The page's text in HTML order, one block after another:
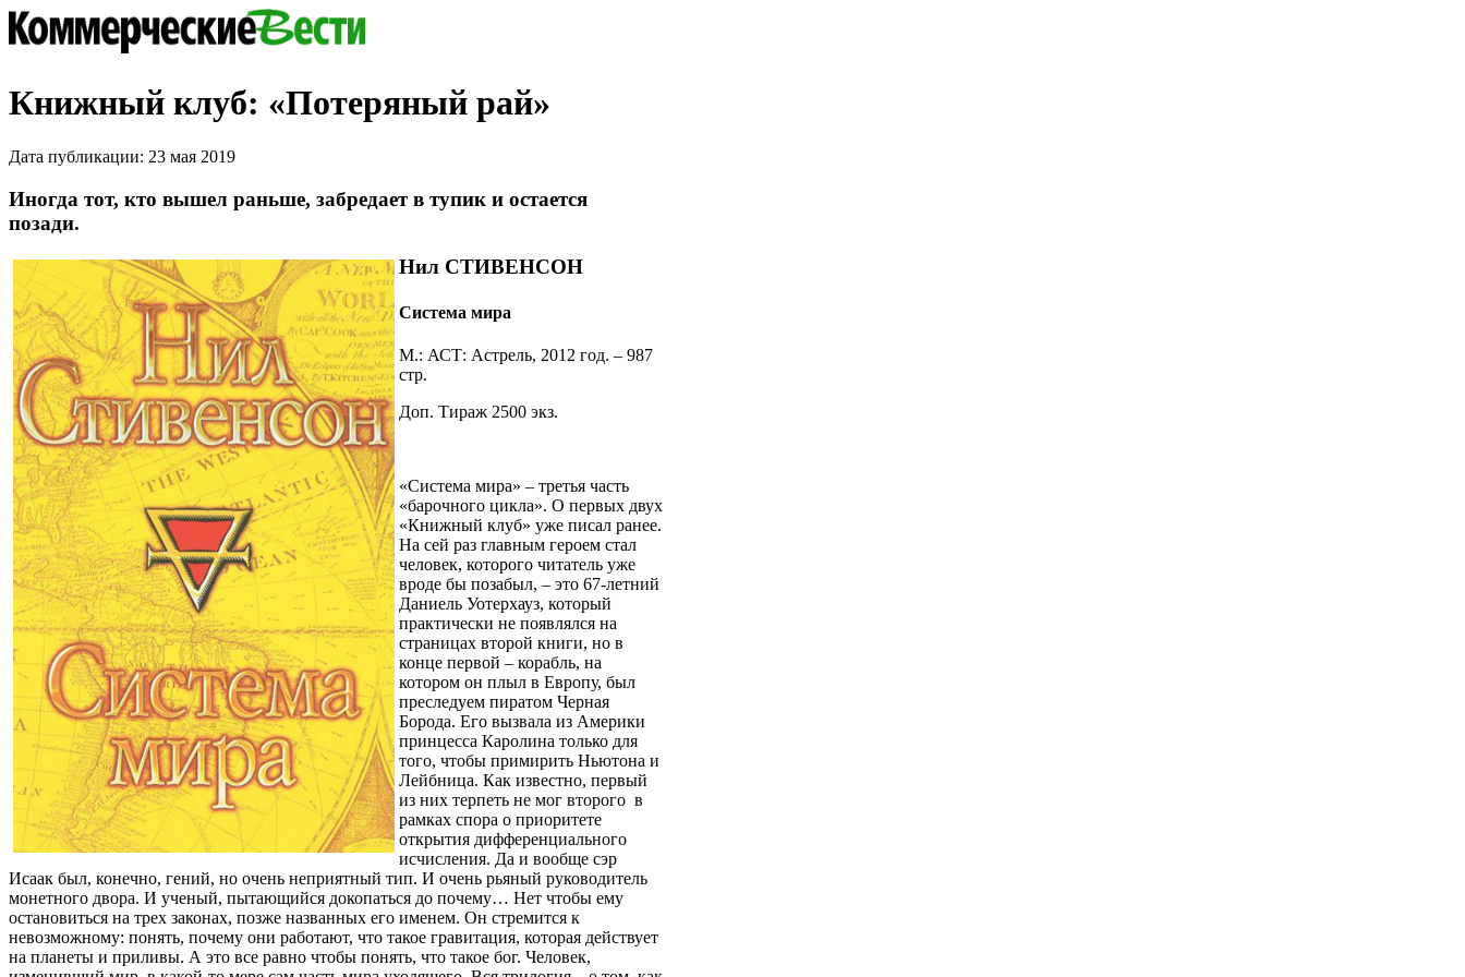
Книжный клуб: «Потеряный рай»
Дата публикации: 23 мая 2019
Иногда тот, кто вышел раньше, забредает в тупик и остается
позади.
Нил СТИВЕНСОН
Система мира
М.: АСТ: Астрель, 2012 год. – 987
стр.
Доп. Тираж 2500 экз.
«Система мира» – третья часть
«барочного цикла». О первых двух
«Книжный клуб» уже писал ранее.
На сей раз главным героем стал
человек, которого читатель уже
вроде бы позабыл, – это 67-летний
Даниель Уотерхауз, который
практически не появлялся на
страницах второй книги, но в
конце первой – корабль, на
котором он плыл в Европу, был
преследуем пиратом Черная
Борода. Его вызвала из Америки
принцесса Каролина только для
того, чтобы примирить Ньютона и
Лейбница. Как известно, первый
из них терпеть не мог второго в
рамках спора о приоритете
открытия дифференциального
исчисления. Да и вообще сэр
Исаак был, конечно, гений, но очень неприятный тип. И очень рьяный руководитель
монетного двора. И ученый, пытающийся докопаться до почему… Нет чтобы ему
остановиться на трех законах, позже названных его именем. Он стремится к
невозможному: понять, почему они работают, что такое гравитация, которая действует
на планеты и приливы. А это все равно чтобы понять, что такое бог. Человек,